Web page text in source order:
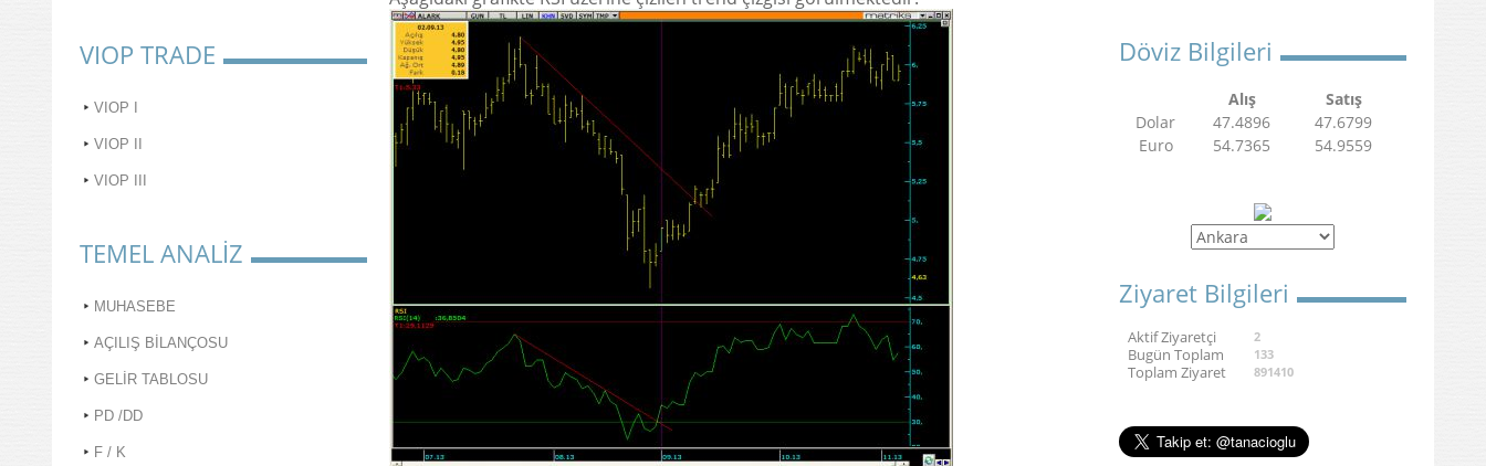
VIOP TRADE
VIOP I
VIOP II
VIOP III
TEMEL ANALİZ
MUHASEBE
AÇILIŞ BİLANÇOSU
GELİR TABLOSU
PD /DD
F / K
Döviz Bilgileri
Alış
Satış
Dolar
47.4896
47.6799
Euro
54.7365 54.9559
Ziyaret Bilgileri
Aktif Ziyaretçi 2
Bugün Toplam 133
Toplam Ziyaret 891410